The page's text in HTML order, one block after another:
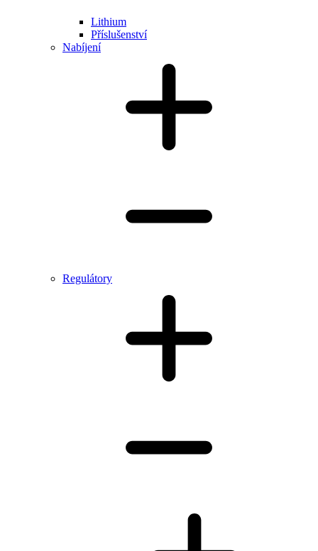
Lithium
Příslušenství
Nabíjení
Regulátory